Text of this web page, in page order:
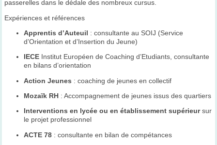
passerelles dans le dédale des nombreux cursus.
Expériences et références
Apprentis d’Auteuil : consultante au SOIJ (Service
d’Orientation et d’Insertion du Jeune)
IECEInstitut Européen de Coaching d’Etudiants, consultante
en bilans d’orientation
Action Jeunes : coaching de jeunes en collectif
Mozaïk RH: Accompagnement de jeunes issus des quartiers
Interventions en lycée ou en établissement supérieursur
le projet professionnel
ACTE 78: consultante en bilan de compétances